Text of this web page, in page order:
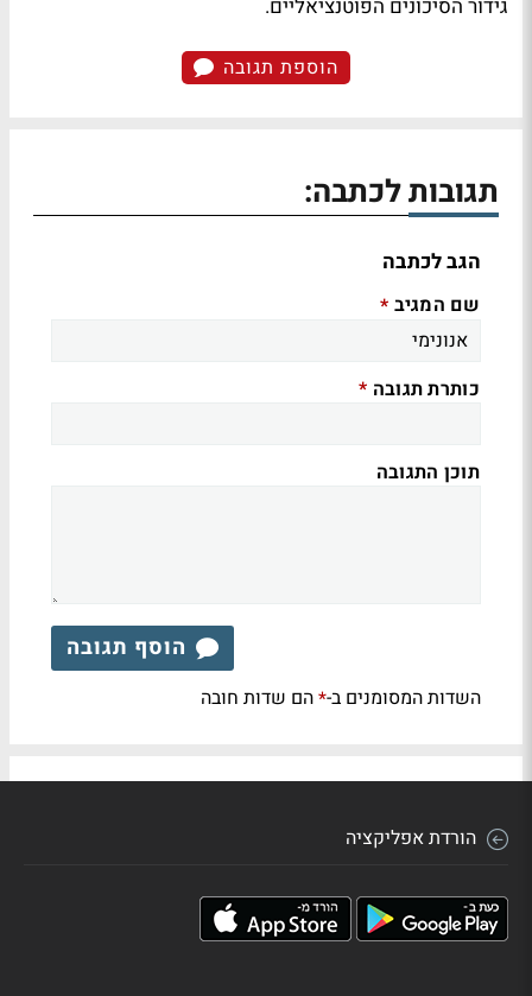
גידור הסיכונים הפוטנציאליים.
הוספת תגובה
תגובות לכתבה:
הגב לכתבה
שם המגיב *
כותרת תגובה *
תוכן התגובה
הוסף תגובה
השדות המסומנים ב-*הם שדות חובה
הורדת אפליקציה